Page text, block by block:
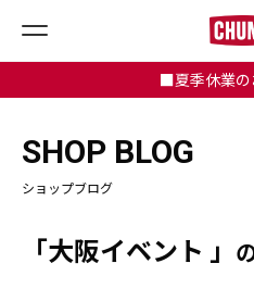
■夏季休業
SHOP BLOG
ショップブログ
「大阪イベント 」